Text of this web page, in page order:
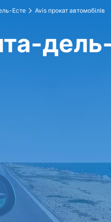
Есте Avis прокат автомобілів